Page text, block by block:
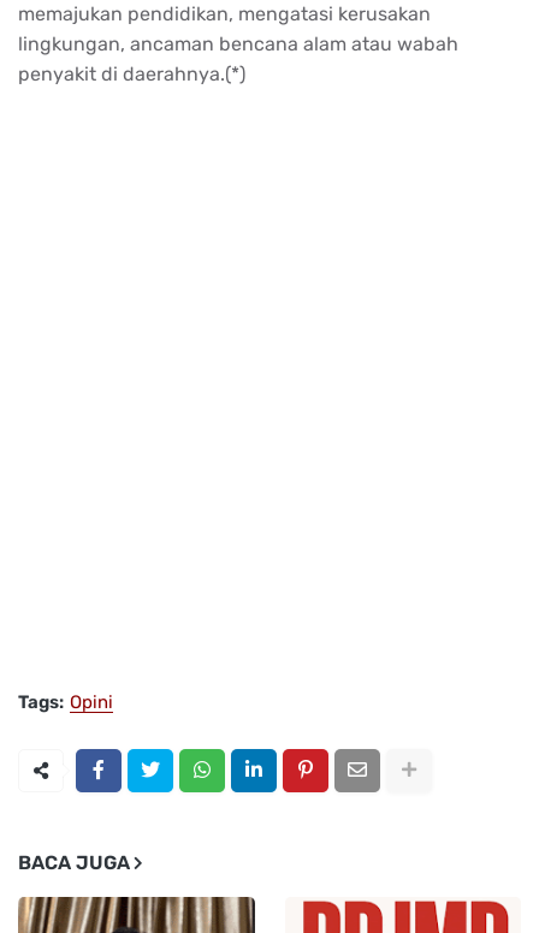
memajukan pendidikan, mengatasi kerusakan
lingkungan, ancaman bencana alam atau wabah
penyakit di daerahnya.(*)
Tags: Opini
BACA JUGA